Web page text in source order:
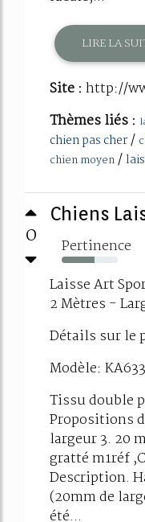
LIRE LA
Site : http://
Thèmes liés :
chien pas cher/
chien moyen/
0
Chiens
Pertinence
59%
Laisse Art
2 Mètres -
Détails sur le
Modèle:
Tissu double
Propositions
largeur 3. 20
gratté m1réf
Description.
(20mm de
été...